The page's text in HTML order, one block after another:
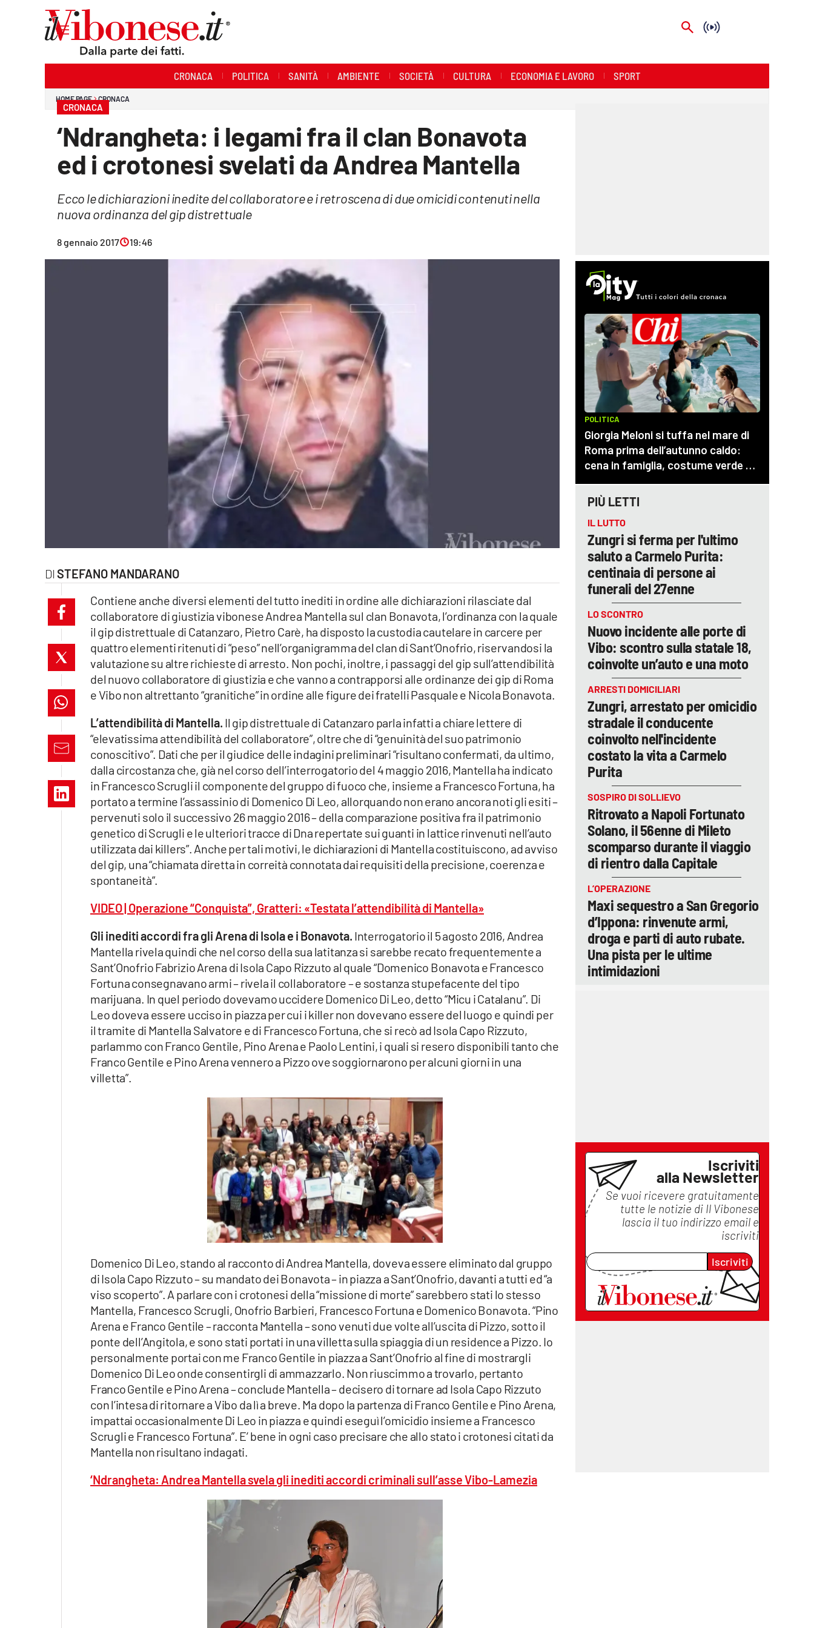
lacitymag.it
cosenzachannel.it
ilvibonese.it
catanzarochannel.it
lacapitalenews.it
Vai
CRONACA POLITICA SANITÀ AMBIENTE SOCIETÀ CULTURA ECONOMIA E LAVORO SPORT
HOME PAGE CRONACA
CRONACA
‘Ndrangheta: i legami fra il clan Bonavota
ed i crotonesi svelati da Andrea Mantella
Ecco le dichiarazioni inedite del collaboratore e i retroscena di due omicidi contenuti nella
nuova ordinanza del gip distrettuale
8 gennaio 2017 19:46
STEFANO MANDARANO
Contiene anche diversi elementi del tutto inediti in ordine alle dichiarazioni rilasciate dal
collaboratore di giustizia vibonese Andrea Mantella sul clan Bonavota, l’ordinanza con la quale
il gip distrettuale di Catanzaro, Pietro Carè, ha disposto la custodia cautelare in carcere per
quattro elementi ritenuti di “peso” nell’organigramma del clan di Sant’Onofrio, riservandosi la
valutazione su altre richieste di arresto. Non pochi, inoltre, i passaggi del gip sull’attendibilità
del nuovo collaboratore di giustizia e che vanno a contrapporsi alle ordinanze dei gip di Roma
e Vibo non altrettanto “granitiche” in ordine alle figure dei fratelli Pasquale e Nicola Bonavota.
L’attendibilità di Mantella. Il gip distrettuale di Catanzaro parla infatti a chiare lettere di
“elevatissima attendibilità del collaboratore”, oltre che di “genuinità del suo patrimonio
conoscitivo”. Dati che per il giudice delle indagini preliminari “risultano confermati, da ultimo,
dalla circostanza che, già nel corso dell’interrogatorio del 4 maggio 2016, Mantella ha indicato
in Francesco Scrugli il componente del gruppo di fuoco che, insieme a Francesco Fortuna, ha
portato a termine l’assassinio di Domenico Di Leo, allorquando non erano ancora noti gli esiti –
pervenuti solo il successivo 26 maggio 2016 – della comparazione positiva fra il patrimonio
genetico di Scrugli e le ulteriori tracce di Dna repertate sui guanti in lattice rinvenuti nell’auto
utilizzata dai killers”. Anche per tali motivi, le dichiarazioni di Mantella costituiscono, ad avviso
del gip, una “chiamata diretta in correità connotata dai requisiti della precisione, coerenza e
spontaneità”.
VIDEO | Operazione “Conquista”, Gratteri: «Testata l’attendibilità di Mantella»
Gli inediti accordi fra gli Arena di Isola e i Bonavota. Interrogatorio il 5 agosto 2016, Andrea
Mantella rivela quindi che nel corso della sua latitanza si sarebbe recato frequentemente a
Sant’Onofrio Fabrizio Arena di Isola Capo Rizzuto al quale “Domenico Bonavota e Francesco
Fortuna consegnavano armi – rivela il collaboratore – e sostanza stupefacente del tipo
marijuana. In quel periodo dovevamo uccidere Domenico Di Leo, detto “Micu i Catalanu”. Di
Leo doveva essere ucciso in piazza per cui i killer non dovevano essere del luogo e quindi per
il tramite di Mantella Salvatore e di Francesco Fortuna, che si recò ad Isola Capo Rizzuto,
parlammo con Franco Gentile, Pino Arena e Paolo Lentini, i quali si resero disponibili tanto che
Franco Gentile e Pino Arena vennero a Pizzo ove soggiornarono per alcuni giorni in una
villetta”.
Domenico Di Leo, stando al racconto di Andrea Mantella, doveva essere eliminato dal gruppo
di Isola Capo Rizzuto – su mandato dei Bonavota – in piazza a Sant’Onofrio, davanti a tutti ed “a
viso scoperto”. A parlare con i crotonesi della “missione di morte” sarebbero stati lo stesso
Mantella, Francesco Scrugli, Onofrio Barbieri, Francesco Fortuna e Domenico Bonavota. “Pino
Arena e Franco Gentile – racconta Mantella – sono venuti due volte all’uscita di Pizzo, sotto il
ponte dell’Angitola, e sono stati portati in una villetta sulla spiaggia di un residence a Pizzo. Io
personalmente portai con me Franco Gentile in piazza a Sant’Onofrio al fine di mostrargli
Domenico Di Leo onde consentirgli di ammazzarlo. Non riuscimmo a trovarlo, pertanto
Franco Gentile e Pino Arena – conclude Mantella – decisero di tornare ad Isola Capo Rizzuto
con l’intesa di ritornare a Vibo da lì a breve. Ma dopo la partenza di Franco Gentile e Pino Arena,
impattai occasionalmente Di Leo in piazza e quindi eseguì l’omicidio insieme a Francesco
Scrugli e Francesco Fortuna”. E’ bene in ogni caso precisare che allo stato i crotonesi citati da
Mantella non risultano indagati.
‘Ndrangheta: Andrea Mantella svela gli inediti accordi criminali sull’asse Vibo-Lamezia
PIÙ LETTI
IL LUTTO
Zungri si ferma per l'ultimo
saluto a Carmelo Purita:
centinaia di persone ai
funerali del 27enne
LO SCONTRO
Nuovo incidente alle porte di
Vibo: scontro sulla statale 18,
coinvolte un’auto e una moto
ARRESTI DOMICILIARI
Zungri, arrestato per omicidio
stradale il conducente
coinvolto nell'incidente
costato la vita a Carmelo
Purita
SOSPIRO DI SOLLIEVO
Ritrovato a Napoli Fortunato
Solano, il 56enne di Mileto
scomparso durante il viaggio
di rientro dalla Capitale
L’OPERAZIONE
Maxi sequestro a San Gregorio
d’Ippona: rinvenute armi,
droga e parti di auto rubate.
Una pista per le ultime
intimidazioni
Iscriviti
alla Newsletter
Se vuoi ricevere gratuitamente
tutte le notizie di Il Vibonese
lascia il tuo indirizzo email e
iscriviti
Iscriviti